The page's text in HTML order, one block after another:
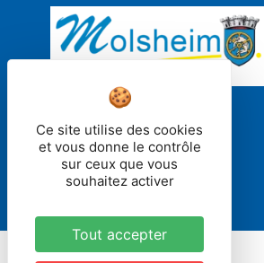
Ce site utilise des cookies
et vous donne le contrôle
sur ceux que vous
souhaitez activer
Tout accepter